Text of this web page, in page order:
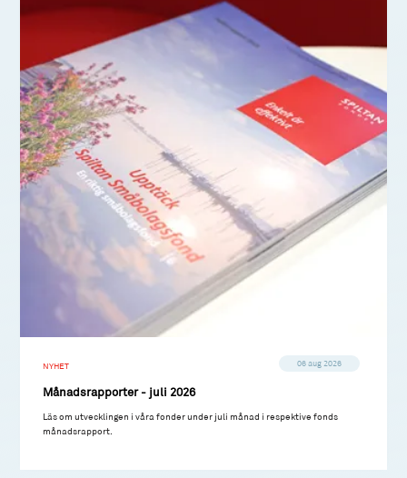
NYHET 06 aug 2026
Månadsrapporter - juli 2026
Läs om utvecklingen i våra fonder under juli månad i respektive fonds
månadsrapport.